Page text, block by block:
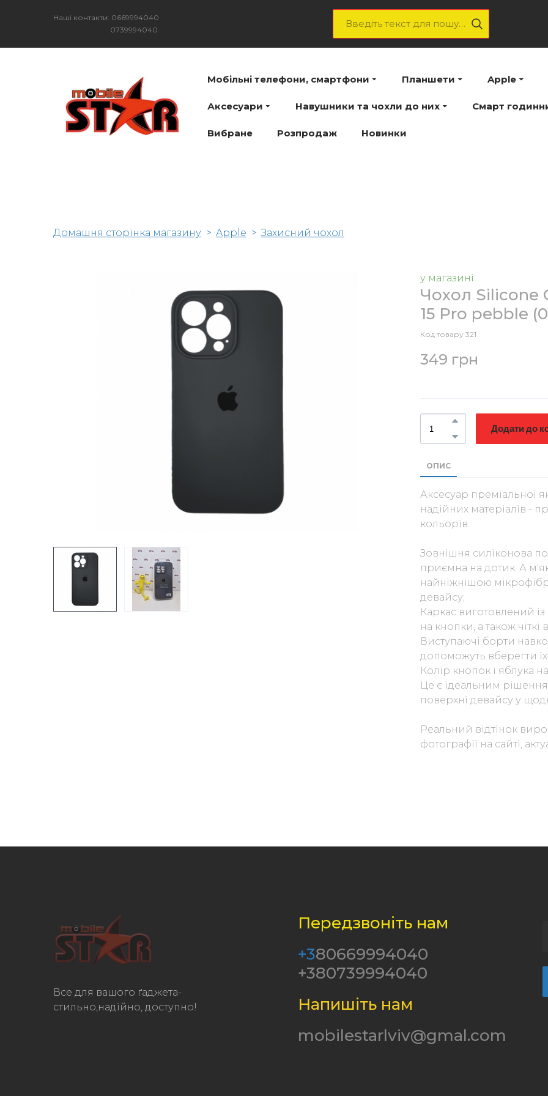
Наші контакти: 0669994040
0739994040
Мобільні телефони, смартфони Планшети Apple
Аксесуари Навушники та чохли до них Смарт
Вибране Розпродаж Новинки
Домашня сторінка магазину Apple Захисний чохол
у магазині
Чохол Silicone
15 Pro pebble
Код товару 321
349 грн
Додати до
ОПИС
Аксесуар преміальної
надійних матеріалів -
кольорів.
Зовнішня силіконова
приємна на дотик. А
найніжнішою
девайсу;
Каркас виготовлений
на кнопки, а також
Виступаючі борти
допоможуть вберегти
Колір кнопок і яблука
Це є ідеальним
поверхні девайсу у
Реальний відтінок
фотографії на сайті,
Все для вашого ґаджета-
стильно,надійно, доступно!
Передзвоніть нам
+380669994040
+380739994040
Напишіть нам
mobilestarlviv@gmal.com